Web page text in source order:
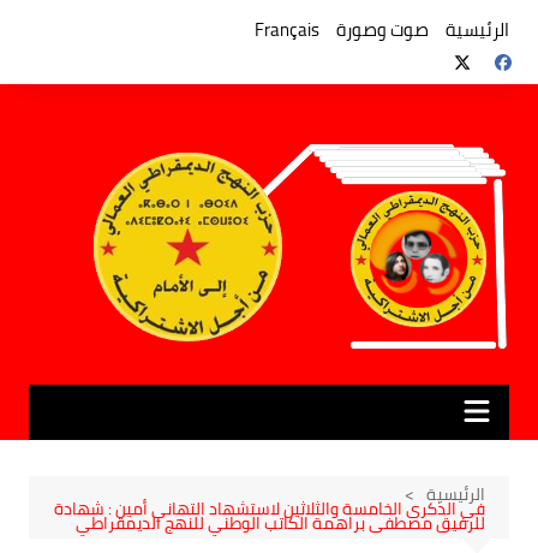
المحتوى
الرئيسية صوت وصورة Français
الرئيسية
في الذكرى الخامسة والثلاثين لاستشهاد التهاني أمين : شهادة
للرفيق مصطفى براهمة الكاتب الوطني للنهج الديمقراطي